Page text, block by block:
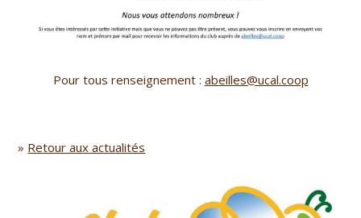
Pour tous renseignement : abeilles@ucal.coop
» Retour aux actualités